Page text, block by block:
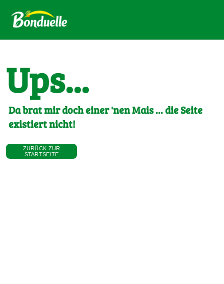
Ups...
Da brat mir doch einer 'nen Mais ... die Seite
existiert nicht!
ZURÜCK ZUR
STARTSEITE